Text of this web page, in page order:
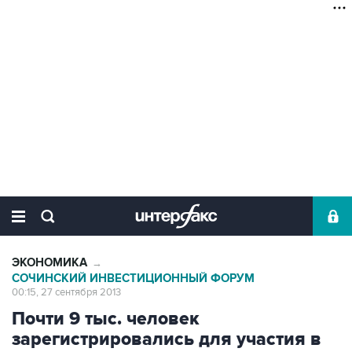
ЭКОНОМИКА →
СОЧИНСКИЙ ИНВЕСТИЦИОННЫЙ ФОРУМ
00:15, 27 сентября 2013
Почти 9 тыс. человек
зарегистрировались для участия в